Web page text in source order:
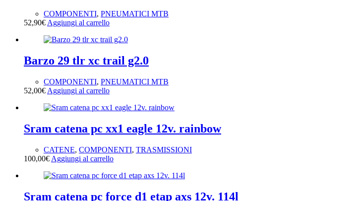
COMPONENTI, PNEUMATICI MTB
52,90€Aggiungi al carrello
Barzo 29 tlr xc trail g2.0
COMPONENTI, PNEUMATICI MTB
52,00€ Aggiungi al carrello
Sram catena pc xx1 eagle 12v. rainbow
CATENE, COMPONENTI, TRASMISSIONI
100,00€ Aggiungi al carrello
Sram catena pc force d1 etap axs 12v. 114l